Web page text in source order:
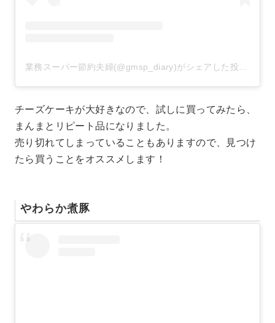
チーズケーキが大好きなので、試しに買ってみたら、
まんまとリピート品になりました。
売り切れてしまっていることもありますので、見つけ
たら買うことをオススメします！
やわらか煮豚